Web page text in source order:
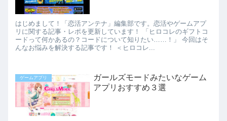
はじめまして！「恋活アンテナ」編集部です。恋活やゲームアプ
リに関する記事・レポを更新しています！ 「ヒロコレのギフトコ
ードって何かあるの？コードについて知りたい……！」 今回はそ
んなお悩みを解決する記事です！ ＜ヒロコレ...
ゲームアプリ
ガールズモードみたいなゲーム
アプリおすすめ３選